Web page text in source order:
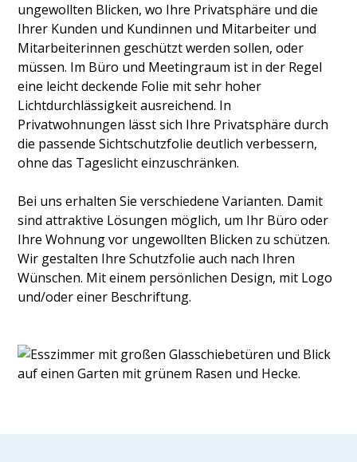
ungewollten Blicken, wo Ihre Privatsphäre und die
Ihrer Kunden und Kundinnen und Mitarbeiter und
Mitarbeiterinnen geschützt werden sollen, oder
müssen. Im Büro und Meetingraum ist in der Regel
eine leicht deckende Folie mit sehr hoher
Lichtdurchlässigkeit ausreichend. In
Privatwohnungen lässt sich Ihre Privatsphäre durch
die passende Sichtschutzfolie deutlich verbessern,
ohne das Tageslicht einzuschränken.
Bei uns erhalten Sie verschiedene Varianten. Damit
sind attraktive Lösungen möglich, um Ihr Büro oder
Ihre Wohnung vor ungewollten Blicken zu schützen.
Wir gestalten Ihre Schutzfolie auch nach Ihren
Wünschen. Mit einem persönlichen Design, mit Logo
und/oder einer Beschriftung.